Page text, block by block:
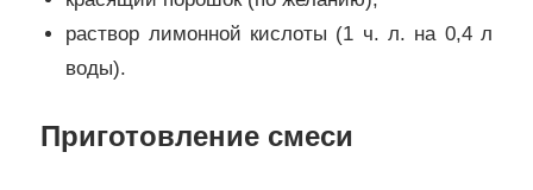
раствор лимонной кислоты (1 ч. л. на 0,4 л
воды).
Приготовление смеси